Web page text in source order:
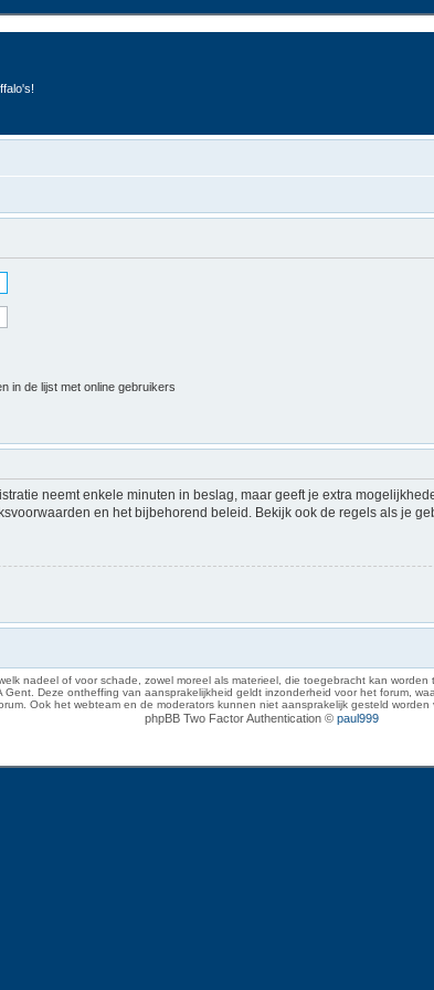
in de lijst met online gebruikers
neemt enkele minuten in beslag, maar geeft je extra
en het bijbehorend beleid. Bekijk ook de regels als je
nadeel of voor schade, zowel moreel als materieel, die toegebracht kan
Deze ontheffing van aansprakelijkheid geldt inzonderheid voor het forum,
Ook het webteam en de moderators kunnen niet aansprakelijk gesteld
phpBB Two Factor Authentication © paul999